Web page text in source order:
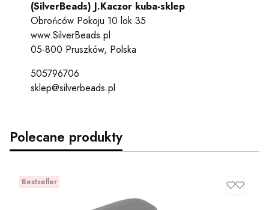
(SilverBeads) J.Kaczor kuba-sklep
Obrońców Pokoju 10 lok 35
www.SilverBeads.pl
05-800 Pruszków, Polska
505796706
sklep@silverbeads.pl
Polecane produkty
Bestseller